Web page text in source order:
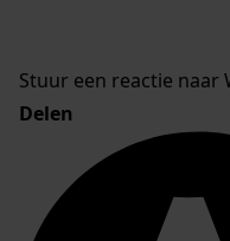
Stuur een reactie naar
Delen